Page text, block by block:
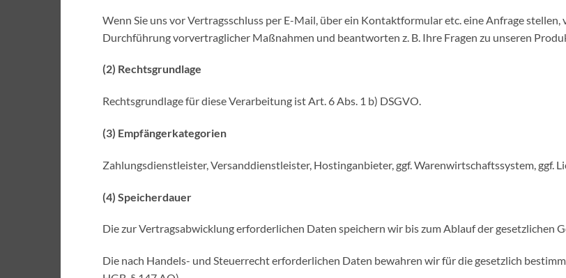
Wenn Sie uns vor Vertragsschluss per E-Mail, über ein Kontaktformular etc. eine Anfrage
Durchführung vorvertraglicher Maßnahmen und beantworten z. B. Ihre Fragen zu unseren
(2) Rechtsgrundlage
Rechtsgrundlage für diese Verarbeitung ist Art. 6 Abs. 1 b) DSGVO.
(3) Empfängerkategorien
Zahlungsdienstleister, Versanddienstleister, Hostinganbieter, ggf. Warenwirtschaftssystem, ggf.
(4) Speicherdauer
Die zur Vertragsabwicklung erforderlichen Daten speichern wir bis zum Ablauf der gesetzlichen
Die nach Handels- und Steuerrecht erforderlichen Daten bewahren wir für die gesetzlich